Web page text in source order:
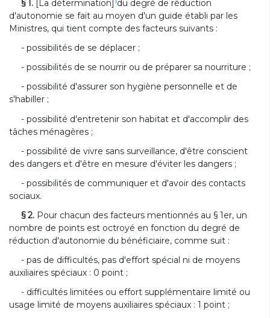
§ 1. [La détermination] du degré de réduction
d'autonomie se fait au moyen d'un guide établi par les
Ministres, qui tient compte des facteurs suivants :
- possibilités de se déplacer ;
- possibilités de se nourrir ou de préparer sa nourriture ;
- possibilité d'assurer son hygiène personnelle et de
s'habiller ;
- possibilité d'entretenir son habitat et d'accomplir des
tâches ménagères ;
- possibilité de vivre sans surveillance, d'être conscient
des dangers et d'être en mesure d'éviter les dangers ;
- possibilités de communiquer et d'avoir des contacts
sociaux.
§ 2. Pour chacun des facteurs mentionnés au § 1er, un
nombre de points est octroyé en fonction du degré de
réduction d'autonomie du bénéficiaire, comme suit :
- pas de difficultés, pas d'effort spécial ni de moyens
auxiliaires spéciaux : 0 point ;
- difficultés limitées ou effort supplémentaire limité ou
usage limité de moyens auxiliaires spéciaux : 1 point ;